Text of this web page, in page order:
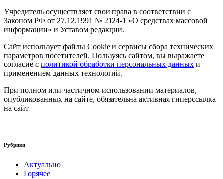
Учредитель осуществляет свои права в соответствии с
Законом РФ от 27.12.1991 № 2124-1 «О средствах массовой
информации» и Уставом редакции.
Сайт использует файлы Cookie и сервисы сбора технических
параметров посетителей. Пользуясь сайтом, вы выражаете
согласие с политикой обработки персональных данных и
применением данных технологий.
При полном или частичном использовании материалов,
опубликованных на сайте, обязательна активная гиперссылка
на сайт
Рубрики
Актуально
Горячее